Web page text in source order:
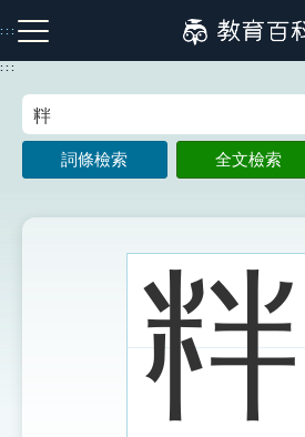
到
主
:::
注音索引圖示 筆畫索引圖示
:::
詞條檢索 全文檢索
䉽